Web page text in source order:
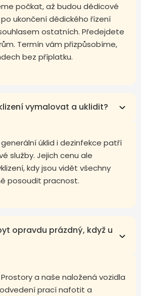
počkat, až budou dědicové
ukončení dědického řízení
ostatních. Předejdete
Termín vám přizpůsobíme,
bez příplatku.
vymalovat a uklidit?
úklid i dezinfekce patří
služby. Jejich cenu ale
kdy jsou vidět všechny
posoudit pracnost.
opravdu prázdný, když u
a naše naložená vozidla
prací nafotit a